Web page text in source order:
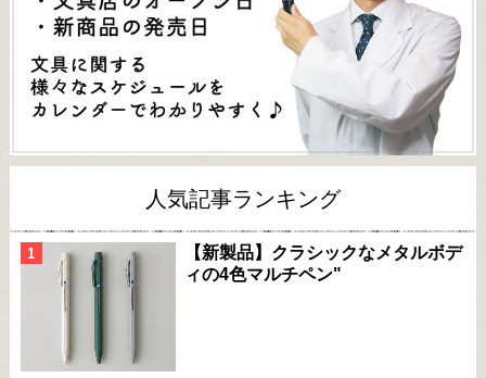
人気記事ランキング
【新製品】クラシックなメタルボデ
ィの4色マルチペン"